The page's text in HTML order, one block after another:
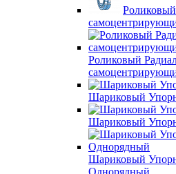
Роликовый
Шариковый
Шариковый
Шариковый
Однорядный